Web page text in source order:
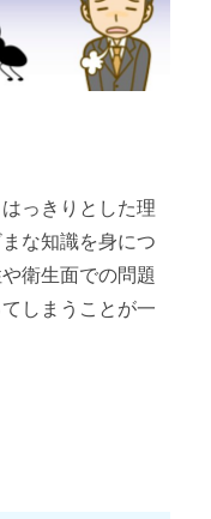
っきりとした理
な知識を身につ
衛生面での問題
しまうことが一